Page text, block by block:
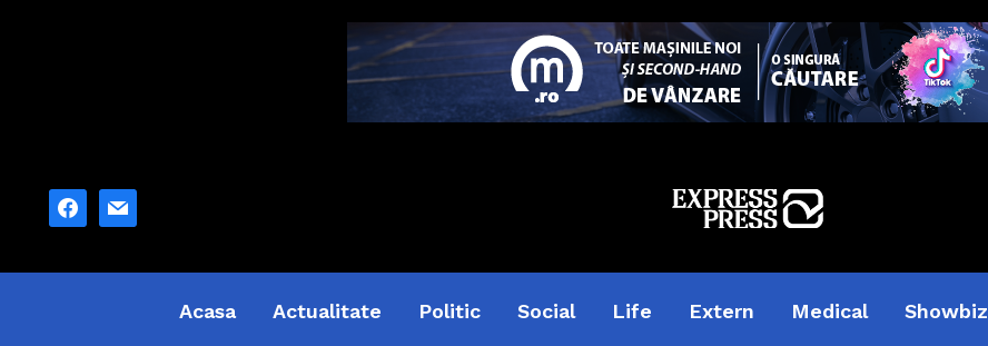
facebook
mail
Acasa Actualitate Politic Social Life Extern Medical Showbiz